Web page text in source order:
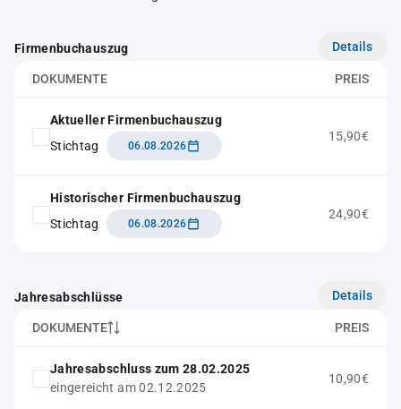
Firmenbuchauszug Details
DOKUMENTE PREIS
Aktueller Firmenbuchauszug
Stichtag
06.08.2026
15,90€
Historischer Firmenbuchauszug
Stichtag
06.08.2026
24,90€
Jahresabschlüsse Details
DOKUMENTE PREIS
Jahresabschluss zum 28.02.2025
eingereicht am 02.12.2025
10,90€